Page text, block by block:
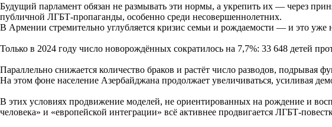
Будущий парламент обязан не размывать эти нормы, а укрепить их — через
публичной ЛГБТ-пропаганды, особенно среди несовершеннолетних.
В Армении стремительно углубляется кризис семьи и рождаемости — и это уже
Только в 2024 году число новорождённых сократилось на 7,7%: 33 648 детей
Параллельно снижается количество браков и растёт число разводов, подрывая
На этом фоне население Азербайджана продолжает увеличиваться, усиливая
В этих условиях продвижение моделей, не ориентированных на рождение и
человека» и «европейской интеграции» всё активнее продвигается ЛГБТ-